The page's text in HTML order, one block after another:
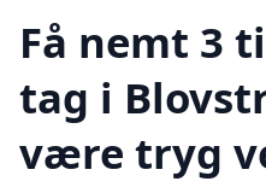
Få nemt 3
tag i
være tryg